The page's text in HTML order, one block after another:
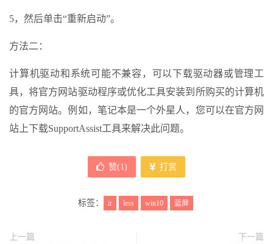
5，然后单击“重新启动”。
方法二：
计算机驱动和系统可能不兼容，可以下载驱动器或管理工
具，将官方网站驱动程序或优化工具安装到所购买的计算机
的官方网站。例如，笔记本是一个外星人，您可以在官方网
站上下载SupportAssist工具来解决此问题。
赞(1) 打赏
标签： ir less win10 蓝屏
上一篇
下一篇